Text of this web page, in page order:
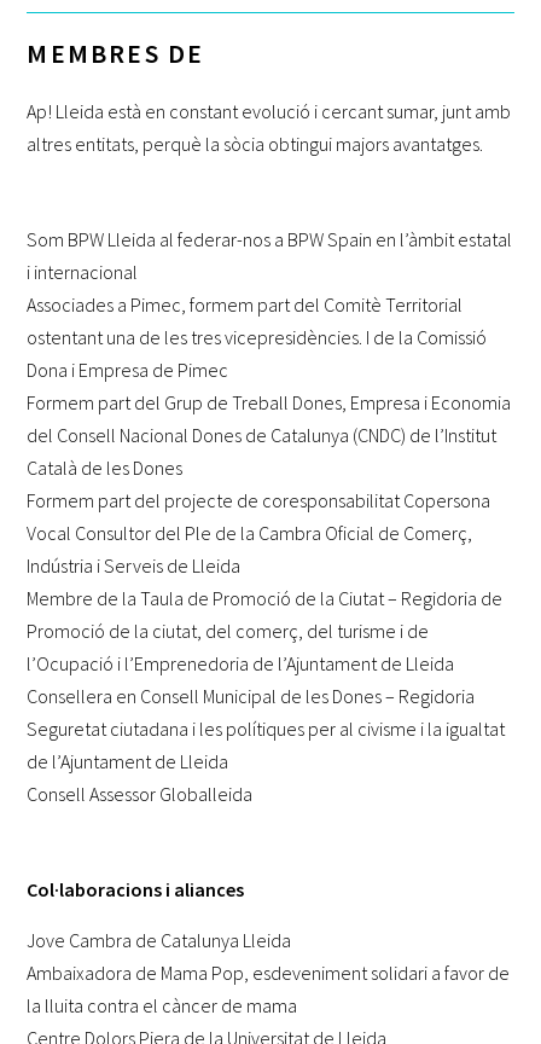
MEMBRES DE
Ap! Lleida està en constant evolució i cercant sumar, junt amb
altres entitats, perquè la sòcia obtingui majors avantatges.
Som BPW Lleida al federar-nos a BPW Spain en l’àmbit estatal
i internacional
Associades a Pimec, formem part del Comitè Territorial
ostentant una de les tres vicepresidències. I de la Comissió
Dona i Empresa de Pimec
Formem part del Grup de Treball Dones, Empresa i Economia
del Consell Nacional Dones de Catalunya (CNDC) de l’Institut
Català de les Dones
Formem part del projecte de coresponsabilitat Copersona
Vocal Consultor del Ple de la Cambra Oficial de Comerç,
Indústria i Serveis de Lleida
Membre de la Taula de Promoció de la Ciutat – Regidoria de
Promoció de la ciutat, del comerç, del turisme i de
l’Ocupació i l’Emprenedoria de l’Ajuntament de Lleida
Consellera en Consell Municipal de les Dones – Regidoria
Seguretat ciutadana i les polítiques per al civisme i la igualtat
de l’Ajuntament de Lleida
Consell Assessor Globalleida
Col·laboracions i aliances
Jove Cambra de Catalunya Lleida
Ambaixadora de Mama Pop, esdeveniment solidari a favor de
la lluita contra el càncer de mama
Centre Dolors Piera de la Universitat de Lleida